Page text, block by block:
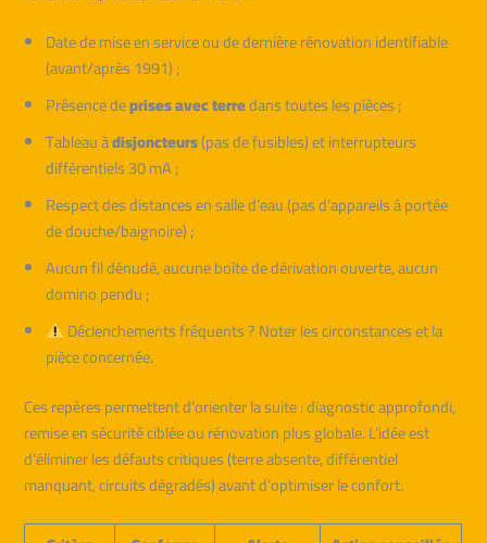
Date de mise en service ou de dernière rénovation identifiable
(avant/après 1991) ;
Présence deprises avec terredans toutes les pièces ;
Tableau àdisjoncteurs(pas de fusibles) et interrupteurs
différentiels 30 mA ;
Respect des distances en salle d’eau (pas d’appareils à portée
de douche/baignoire) ;
Aucun fil dénudé, aucune boîte de dérivation ouverte, aucun
domino pendu ;
Déclenchements fréquents ? Noter les circonstances et la
pièce concernée.
Ces repères permettent d’orienter la suite : diagnostic approfondi,
remise en sécurité ciblée ou rénovation plus globale. L’idée est
d’éliminer les défauts critiques (terre absente, différentiel
manquant, circuits dégradés) avant d’optimiser le confort.